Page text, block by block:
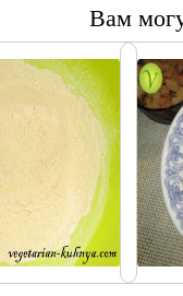
Вам